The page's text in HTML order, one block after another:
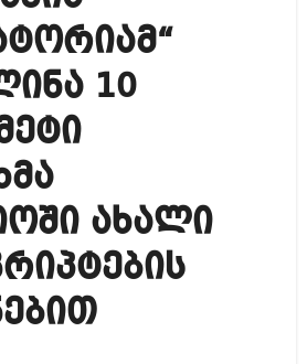
10
ახალი